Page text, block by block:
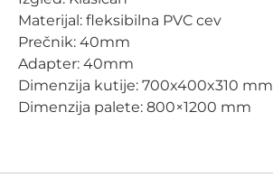
Materijal: fleksibilna PVC cev
Prečnik: 40mm
Adapter: 40mm
Dimenzija kutije: 700x400x310 mm
Dimenzija palete: 800×1200 mm